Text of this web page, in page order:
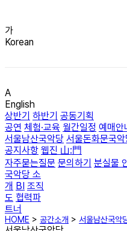
가
Korean
A
English
상반기 하반기 공동기획
공연 체험·교육 월간일정 예매안
서울남산국악당 서울돈화문국
공지사항 웹진 山:門
자주묻는질문 문의하기 분실물
국악당 소
개 BI 조직
도 협력파
트너
HOME > 공간소개 > 서울남산국악